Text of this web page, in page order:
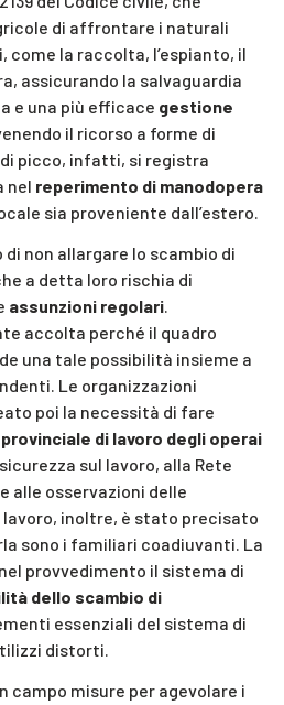
di affrontare i naturali
come la raccolta, l’espianto, il
assicurando la salvaguardia
e una più efficace gestione
il ricorso a forme di
picco, infatti, si registra
nel reperimento di manodopera
sia proveniente dall’estero.
non allargare lo scambio di
a detta loro rischia di
assunzioni regolari.
accolta perché il quadro
una tale possibilità insieme a
Le organizzazioni
poi la necessità di fare
di lavoro degli operai
sul lavoro, alla Rete
alle osservazioni delle
inoltre, è stato precisato
sono i familiari coadiuvanti. La
provvedimento il sistema di
dello scambio di
essenziali del sistema di
distorti.
campo misure per agevolare i